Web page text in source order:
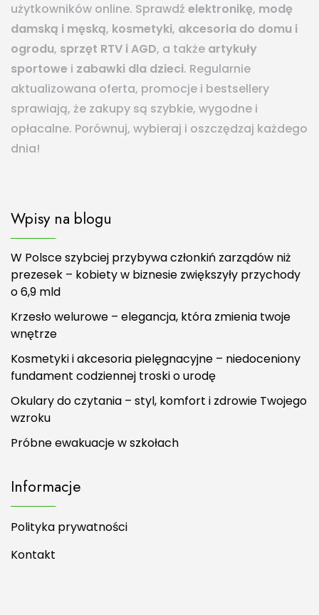
użytkowników online. Sprawdź elektronikę, modę
damską i męską, kosmetyki, akcesoria do domu i
ogrodu, sprzęt RTV i AGD, a także artykuły
sportowe i zabawki dla dzieci. Regularnie
aktualizowana oferta, promocje i bestsellery
sprawiają, że zakupy są szybkie, wygodne i
opłacalne. Porównuj, wybieraj i oszczędzaj każdego
dnia!
Wpisy na blogu
W Polsce szybciej przybywa członkiń zarządów niż
prezesek – kobiety w biznesie zwiększyły przychody
o 6,9 mld
Krzesło welurowe – elegancja, która zmienia twoje
wnętrze
Kosmetyki i akcesoria pielęgnacyjne – niedoceniony
fundament codziennej troski o urodę
Okulary do czytania – styl, komfort i zdrowie Twojego
wzroku
Próbne ewakuacje w szkołach
Informacje
Polityka prywatności
Kontakt